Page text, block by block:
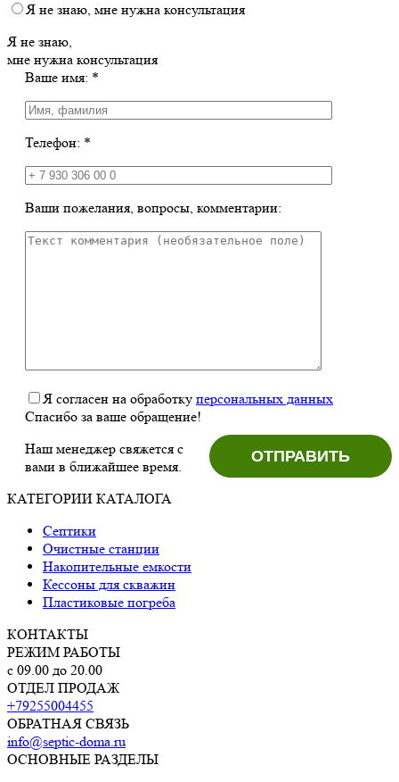
Я не знаю, мне нужна консультация
Я не знаю,
мне нужна консультация
Ваше имя: *
Телефон: *
Ваши пожелания, вопросы, комментарии:
Я согласен на обработку персональных данных
Спасибо за ваше обращение!
Наш менеджер свяжется с
вами в ближайшее время.
КАТЕГОРИИ КАТАЛОГА
Септики
Очистные станции
Накопительные емкости
Кессоны для скважин
Пластиковые погреба
КОНТАКТЫ
РЕЖИМ РАБОТЫ
с 09.00 до 20.00
ОТДЕЛ ПРОДАЖ
+79255004455
ОБРАТНАЯ СВЯЗЬ
info@septic-doma.ru
ОСНОВНЫЕ РАЗДЕЛЫ